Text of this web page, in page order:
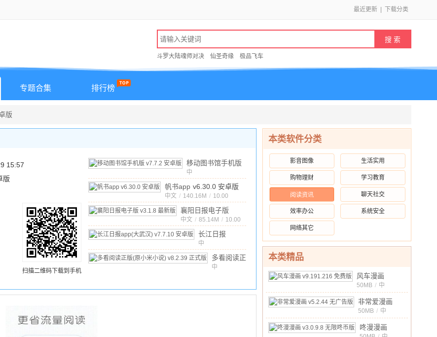
最近更新 下载分类
斗罗大陆魂师对决 仙圣奇缘 极品飞车
专题合集 排行榜
版
15:57
版
移动图书馆手机版
v7.7.2 安卓版
中
文 / 170.32M / 10.00
帆书app v6.30.0 安卓版
中文 / 140.16M / 10.00
襄阳日报电子版
v3.1.8 最新版
中文 / 85.14M / 10.00
长江日报
app(大武
汉)
v7.7.10 安
卓版
中
文 / 140.92M / 10.00
多看阅读正
版(原小米
正式版
中
扫描二维码下载到手机
本类软件分类
影音图像 生活实用
购物理财 学习教育
阅读资讯 聊天社交
效率办公 系统安全
网络其它
本类精品
风车漫画
v9.191.216 免
50MB / 中
文 / 10.00
非常爱漫画
v5.2.44 无广告
50MB / 中
文 / 10.00
咚漫漫画